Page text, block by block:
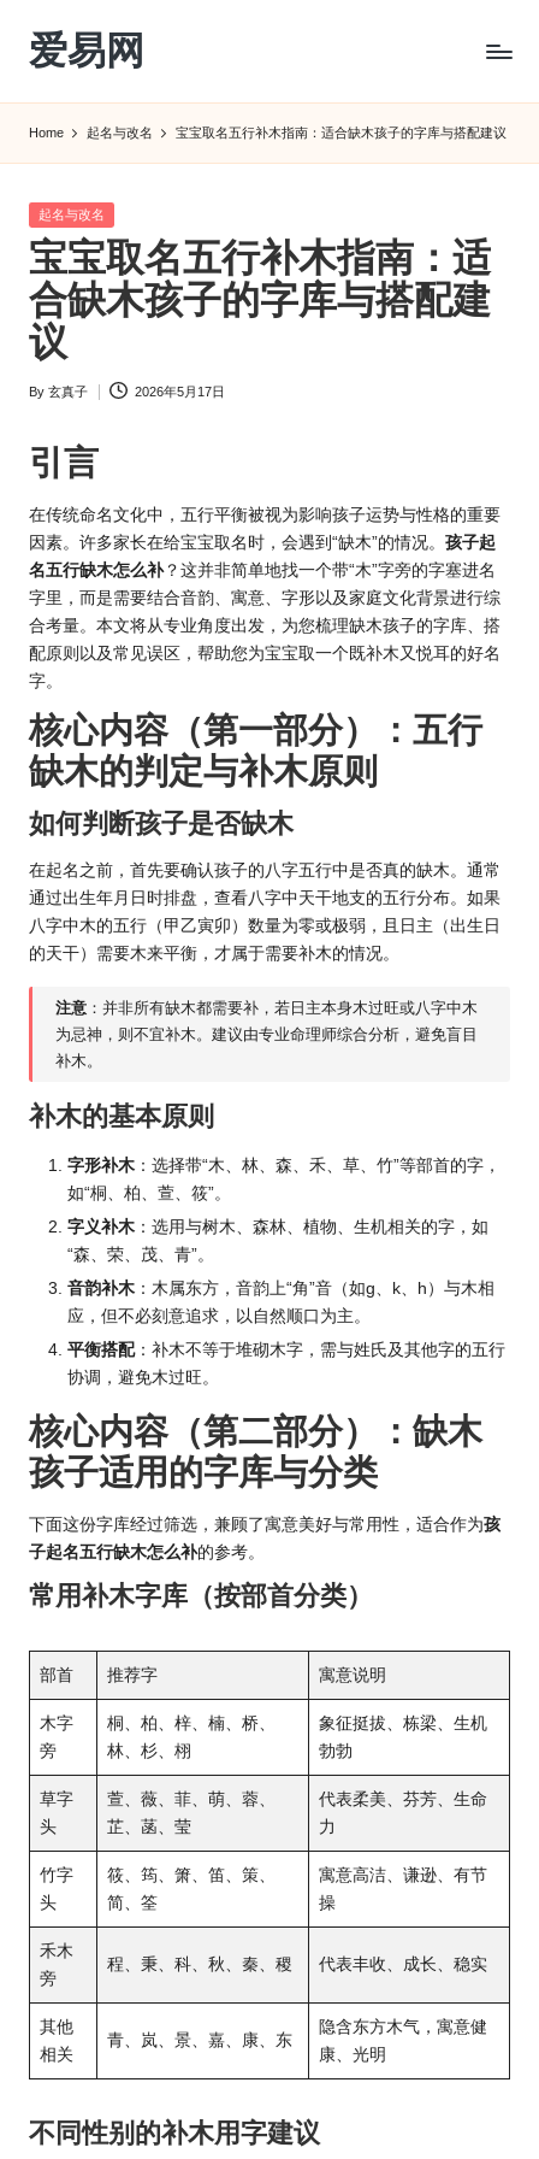
Skip
content
爱易网
转
农
历
阴
历
查
询
_2ebc.com
Home 起名与改名 宝宝取名五行补木指南：适合缺木孩子的字库与搭配建议
Posted
起名与改名
宝宝取名五行补木指南：适
合缺木孩子的字库与搭配建
议
Posted
By 玄真子 2026年5月17日
引言
在传统命名文化中，五行平衡被视为影响孩子运势与性格的重要
因素。许多家长在给宝宝取名时，会遇到“缺木”的情况。 孩子起
名五行缺木怎么补？这并非简单地找一个带“木”字旁的字塞进名
字里，而是需要结合音韵、寓意、字形以及家庭文化背景进行综
合考量。本文将从专业角度出发，为您梳理缺木孩子的字库、搭
配原则以及常见误区，帮助您为宝宝取一个既补木又悦耳的好名
字。
核心内容（第一部分）：五行
缺木的判定与补木原则
如何判断孩子是否缺木
在起名之前，首先要确认孩子的八字五行中是否真的缺木。通常
通过出生年月日时排盘，查看八字中天干地支的五行分布。如果
八字中木的五行（甲乙寅卯）数量为零或极弱，且日主（出生日
的天干）需要木来平衡，才属于需要补木的情况。
注意 ：并非所有缺木都需要补，若日主本身木过旺或八字中木
为忌神，则不宜补木。建议由专业命理师综合分析，避免盲目
补木。
补木的基本原则
字形补木 ：选择带“木、林、森、禾、草、竹”等部首的字，
如“桐、柏、萱、筱”。
字义补木 ：选用与树木、森林、植物、生机相关的字，如
“森、荣、茂、青”。
音韵补木 ：木属东方，音韵上“角”音（如g、k、h）与木相
应，但不必刻意追求，以自然顺口为主。
平衡搭配：补木不等于堆砌木字，需与姓氏及其他字的五行
协调，避免木过旺。
核心内容（第二部分）：缺木
孩子适用的字库与分类
下面这份字库经过筛选，兼顾了寓意美好与常用性，适合作为孩
子起名五行缺木怎么补的参考。
常用补木字库（按部首分类）
部首 推荐字 寓意说明
木字
旁
桐、柏、梓、楠、桥、
林、杉、栩
象征挺拔、栋梁、生机
勃勃
草字
头
萱、薇、菲、萌、蓉、
芷、菡、莹
代表柔美、芬芳、生命
力
竹字
头
筱、筠、箫、笛、策、
简、筌
寓意高洁、谦逊、有节
操
禾木
旁
程、秉、科、秋、秦、稷 代表丰收、成长、稳实
其他
相关
青、岚、景、嘉、康、东
隐含东方木气，寓意健
康、光明
不同性别的补木用字建议